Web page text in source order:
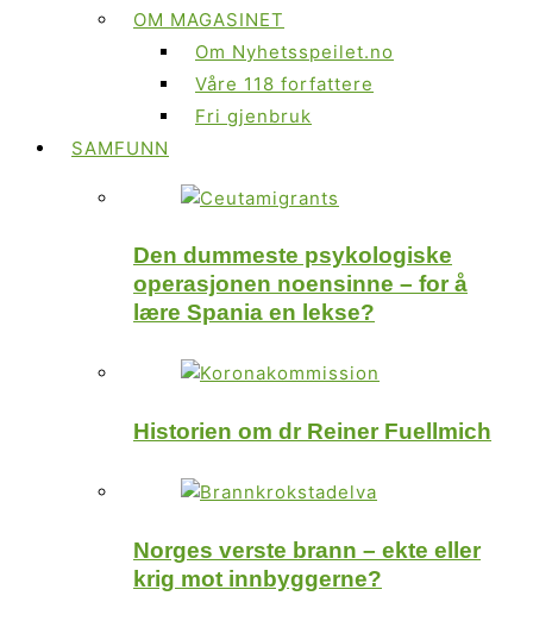
OM MAGASINET
Om Nyhetsspeilet.no
Våre 118 forfattere
Fri gjenbruk
SAMFUNN
Den dummeste psykologiske
operasjonen noensinne – for å
lære Spania en lekse?
Historien om dr Reiner Fuellmich
Norges verste brann – ekte eller
krig mot innbyggerne?